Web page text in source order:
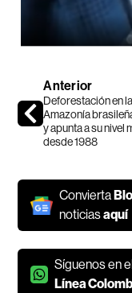
Anterior
Deforestación en la
Amazonía
y apunta a su nivel
desde 1988
Convierta
noticiasaquí
Síguenos en
Línea